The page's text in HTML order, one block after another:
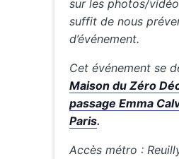
sur les photos/
suffit de nous
d’événement.
Cet événement se
Maison du Zéro
passage Emma
Paris.
Accès métro :